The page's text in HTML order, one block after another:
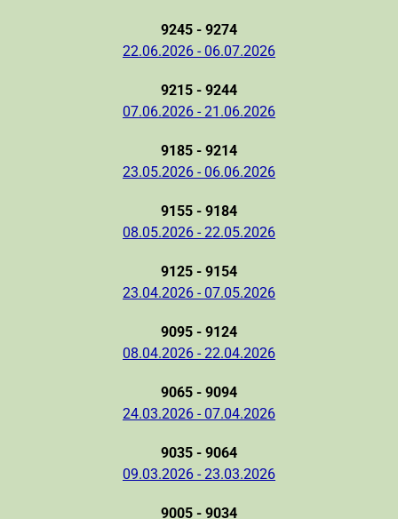
9245 - 9274
22.06.2026 - 06.07.2026
9215 - 9244
07.06.2026 - 21.06.2026
9185 - 9214
23.05.2026 - 06.06.2026
9155 - 9184
08.05.2026 - 22.05.2026
9125 - 9154
23.04.2026 - 07.05.2026
9095 - 9124
08.04.2026 - 22.04.2026
9065 - 9094
24.03.2026 - 07.04.2026
9035 - 9064
09.03.2026 - 23.03.2026
9005 - 9034